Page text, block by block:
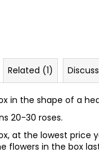
Related (1)
in the shape of a
20-30 roses.
at the lowest price
flowers in the box